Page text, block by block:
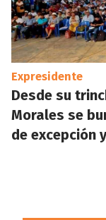
Expresidente
Desde su
Morales se
de excepción